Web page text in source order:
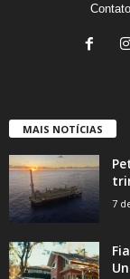
MAIS NOTÍCIAS
7